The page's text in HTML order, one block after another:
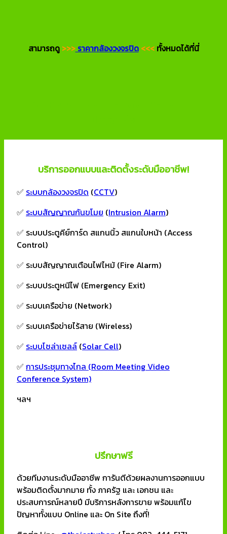
สามารถดู >>>ราคากล้องวงจรปิด <<<ทั้งหมดได้ที่นี่
บริการออกแบบและติดตั้งระดับมืออาชีพ!
✅ ระบบกล้องวงจรปิด (CCTV)
✅ ระบบสัญญาณกันขโมย (Intrusion Alarm)
✅ ระบบประตูคีย์การ์ด สแกนนิ้ว สแกนใบหน้า (Access
Control)
✅ ระบบสัญญาณเตือนไฟไหม้ (Fire Alarm)
✅ ระบบประตูหนีไฟ (Emergency Exit)
✅ ระบบเครือข่าย (Network)
✅ ระบบเครือข่ายไร้สาย (Wireless)
✅ ระบบโซล่าเซลล์ (Solar Cell)
✅ การประชุมทางไกล (Room Meeting Video
Conference System)
ฯลฯ
ปรึกษาฟรี
ด้วยทีมงานระดับมืออาชีพ การันตีด้วยผลงานการออกแบบ
พร้อมติดตั้งมากมาย ทั้ง ภาครัฐ และ เอกชน และ
ประสบการณ์หลายปี มีบริการหลังการขาย พร้อมแก้ไข
ปัญหาทั้งแบบ Online และ On Site ถึงที่!